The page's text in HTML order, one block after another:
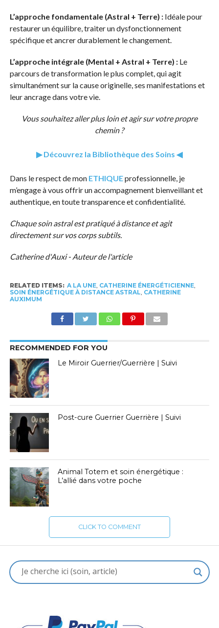
L’approche fondamentale (Astral + Terre) :Idéale pour
restaurer un équilibre, traiter un dysfonctionnement
spécifique et ancrer durablement le changement.
L’approche intégrale (Mental + Astral + Terre) :Le
parcours de transformation le plus complet, qui agit
simultanément sur la cause originelle, ses manifestations et
leur ancrage dans votre vie.
Vous souhaitez aller plus loin et agir sur votre propre
chemin ?
▶ Découvrez la Bibliothèque des Soins ◀
Dans le respect de mon ETHIQUEprofessionnelle, je
m’engage à vous offrir un accompagnement bienveillant et
authentique, en toute transparence et confidentialité.
Chaque soin astral est pratiqué à distance et agit
directement sur vos corps subtils.
Catherine d'Auxi - Auteur de l'article
RELATED ITEMS: A LA UNE, CATHERINE ÉNERGÉTICIENNE,
SOIN ÉNERGÉTIQUE À DISTANCE ASTRAL CATHERINE
AUXIMUM
RECOMMENDED FOR YOU
Le Miroir Guerrier/Guerrière | Suivi
Post-cure Guerrier Guerrière | Suivi
Animal Totem et soin énergétique :
L’allié dans votre poche
CLICK TO COMMENT